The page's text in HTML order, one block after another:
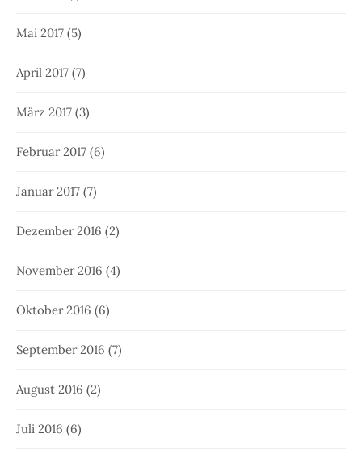
Mai 2017 (5)
April 2017 (7)
März 2017 (3)
Februar 2017 (6)
Januar 2017 (7)
Dezember 2016 (2)
November 2016 (4)
Oktober 2016 (6)
September 2016 (7)
August 2016 (2)
Juli 2016 (6)